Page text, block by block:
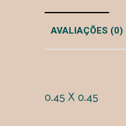
AVALIAÇÕES (0)
0.45 X 0.45